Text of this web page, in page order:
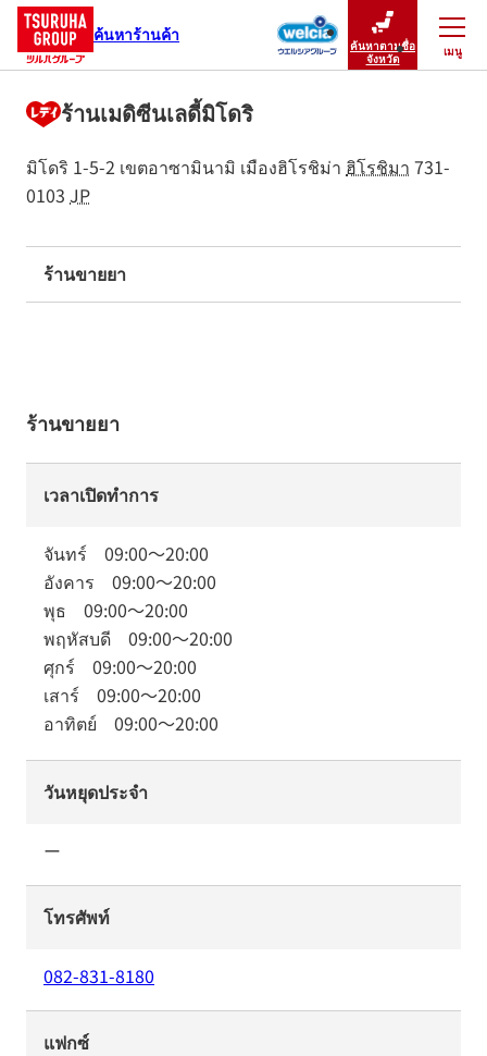
ค้นหาร้านค้า
ค้นหาตามชื่อ
จังหวัด
เมนู
ปิดเมนู
ร้านเมดิซีนเลดี้มิโดริ
มิโดริ 1-5-2 เขตอาซามินามิ เมืองฮิโรชิม่า ฮิโรชิมา 731-
0103 JP
ร้านขายยา
ร้านขายยา
เวลาเปิดทำการ
จันทร์ 09:00～20:00
อังคาร 09:00～20:00
พุธ 09:00～20:00
พฤหัสบดี 09:00～20:00
ศุกร์ 09:00～20:00
เสาร์ 09:00～20:00
อาทิตย์ 09:00～20:00
วันหยุดประจำ
ー
โทรศัพท์
082-831-8180
แฟกซ์